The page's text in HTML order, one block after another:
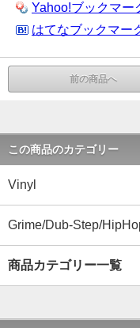
Yahoo!ブックマー
はてなブックマー
前の商品へ
この商品のカテゴリー
Vinyl
Grime/Dub-Step/
商品カテゴリー一覧